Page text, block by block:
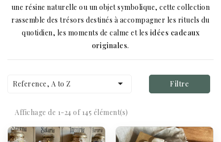
une résine naturelle ou un objet symbolique, cette collection
rassemble des trésors destinés à accompagner les rituels du
quotidien, les moments de calme et les idées cadeaux
originales.
Reference, A to Z  Filtre
Affichage de 1-24 of 145 élément(s)